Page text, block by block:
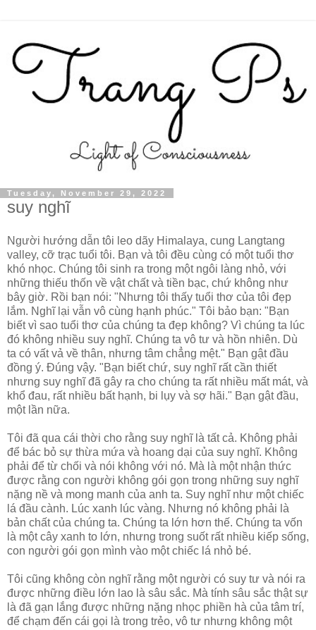
Tuesday, November 29, 2022
suy nghĩ
Người hướng dẫn tôi leo dãy Himalaya, cung Langtang
valley, cỡ trạc tuổi tôi. Bạn và tôi đều cùng có một tuổi thơ
khó nhọc. Chúng tôi sinh ra trong một ngôi làng nhỏ, với
những thiếu thốn về vật chất và tiền bạc, chứ không như
bây giờ. Rồi bạn nói: "Nhưng tôi thấy tuổi thơ của tôi đẹp
lắm. Nghĩ lại vẫn vô cùng hạnh phúc." Tôi bảo bạn: "Bạn
biết vì sao tuổi thơ của chúng ta đẹp không? Vì chúng ta lúc
đó không nhiều suy nghĩ. Chúng ta vô tư và hồn nhiên. Dù
ta có vất vả về thân, nhưng tâm chẳng mệt." Bạn gật đầu
đồng ý. Đúng vậy. "Bạn biết chứ, suy nghĩ rất cần thiết
nhưng suy nghĩ đã gây ra cho chúng ta rất nhiều mất mát, và
khổ đau, rất nhiều bất hạnh, bi lụy và sợ hãi." Bạn gật đầu,
một lần nữa.
Tôi đã qua cái thời cho rằng suy nghĩ là tất cả. Không phải
để bác bỏ sự thừa mứa và hoang dại của suy nghĩ. Không
phải để từ chối và nói không với nó. Mà là một nhận thức
được rằng con người không gói gọn trong những suy nghĩ
nặng nề và mong manh của anh ta. Suy nghĩ như một chiếc
lá đầu cành. Lúc xanh lúc vàng. Nhưng nó không phải là
bản chất của chúng ta. Chúng ta lớn hơn thế. Chúng ta vốn
là một cây xanh to lớn, nhưng trong suốt rất nhiều kiếp sống,
con người gói gọn mình vào một chiếc lá nhỏ bé.
Tôi cũng không còn nghĩ rằng một người có suy tư và nói ra
được những điều lớn lao là sâu sắc. Mà tính sâu sắc thật sự
là đã gạn lắng được những nặng nhọc phiền hà của tâm trí,
để chạm đến cái gọi là trong trẻo, vô tư nhưng không một